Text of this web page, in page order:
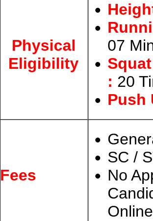
Physical
Eligibility
07
: 20
Push
Fees
SC /
No